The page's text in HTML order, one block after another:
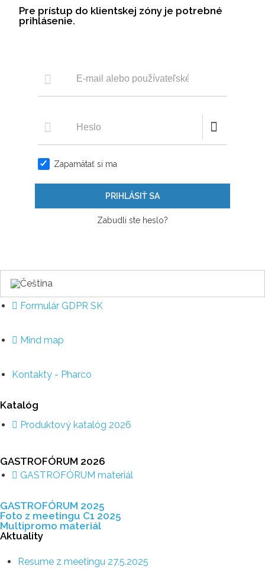
Pre prístup do klientskej zóny je potrebné
prihlásenie.
Zapamätať si ma
PRIHLÁSIŤ SA
Zabudli ste heslo?
Formulár GDPR SK
Mind map
Kontakty - Pharco
Katalóg
Produktový katalóg 2026
GASTROFÓRUM 2026
GASTROFÓRUM materiál
GASTROFÓRUM 2025
Foto z meetingu C1 2025
Multipromo materiál
Aktuality
Resume z meetingu 27.5.2025